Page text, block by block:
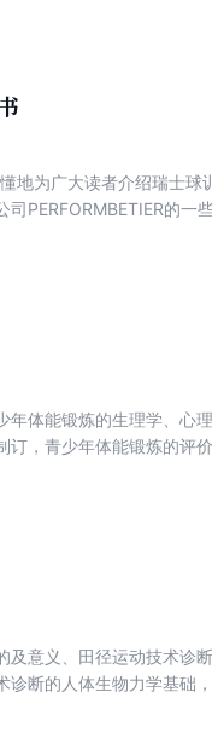
地为广大读者介绍瑞士
司PERFORMBETIER的
体能锻炼的生理学、心
，青少年体能锻炼的评
意义、田径运动技术诊
断的人体生物力学基础